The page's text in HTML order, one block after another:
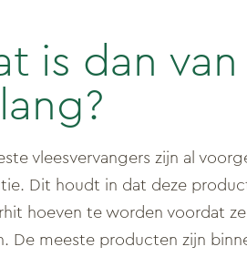
is dan van
vleesvervangers zijn al
Dit houdt in dat deze
hoeven te worden voordat
De meeste producten zijn